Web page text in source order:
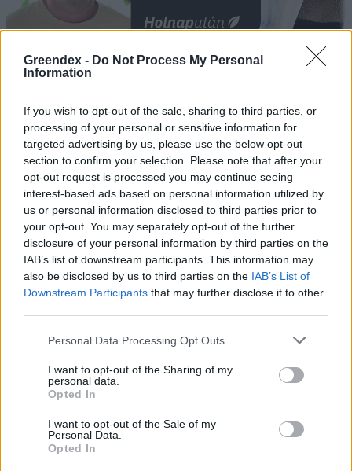
Greendex - Do Not Process My Personal
Information
If you wish to opt-out of the sale, sharing to third parties, or
processing of your personal or sensitive information for
targeted advertising by us, please use the below opt-out
section to confirm your selection. Please note that after your
opt-out request is processed you may continue seeing
interest-based ads based on personal information utilized by
us or personal information disclosed to third parties prior to
your opt-out. You may separately opt-out of the further
disclosure of your personal information by third parties on the
IAB’s list of downstream participants. This information may
also be disclosed by us to third parties on the IAB’s List of
Downstream Participants that may further disclose it to other
Personal Data Processing Opt Outs
I want to opt-out of the Sharing of my
personal data.
Opted In
I want to opt-out of the Sale of my
Personal Data.
Opted In
„Mindegy már, hogy milyen
Holnapután
Greendex 55:58
A
Greendex
Cickafark – Az évezredek óta
ismert gyógynövény
EGÉSZSÉGÜNK Börzsey Barbara 1 perc